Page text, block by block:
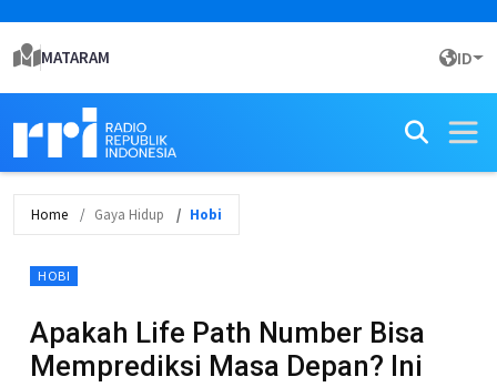
MATARAM ID
Home Gaya Hidup Hobi
HOBI
Apakah Life Path Number Bisa
Memprediksi Masa Depan? Ini